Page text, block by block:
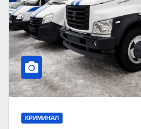
КРИМИНАЛ